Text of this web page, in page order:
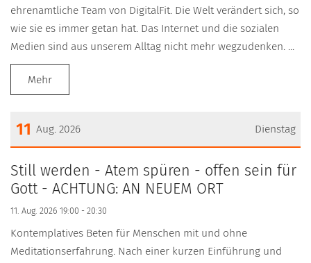
ehrenamtliche Team von DigitalFit. Die Welt verändert sich, so
wie sie es immer getan hat. Das Internet und die sozialen
Medien sind aus unserem Alltag nicht mehr wegzudenken. ...
Mehr
Dienstag
11 Aug. 2026
Datum: 11. August 2026
Still werden - Atem spüren - offen sein für
Gott - ACHTUNG: AN NEUEM ORT
11. Aug. 2026 19:00 - 20:30
Kontemplatives Beten für Menschen mit und ohne
Meditationserfahrung. Nach einer kurzen Einführung und